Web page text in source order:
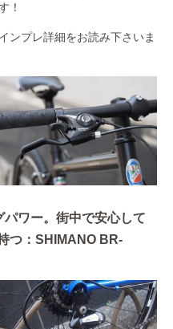
！
ンプレ詳細をお読み下さいま
ワー。街中で安心して
つ：SHIMANO BR-